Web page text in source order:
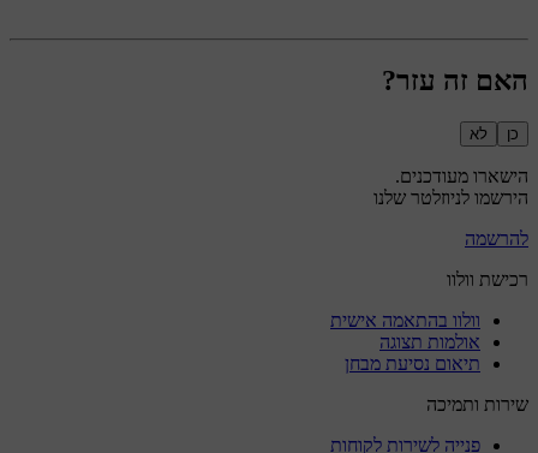
האם זה עזר?
כן לא